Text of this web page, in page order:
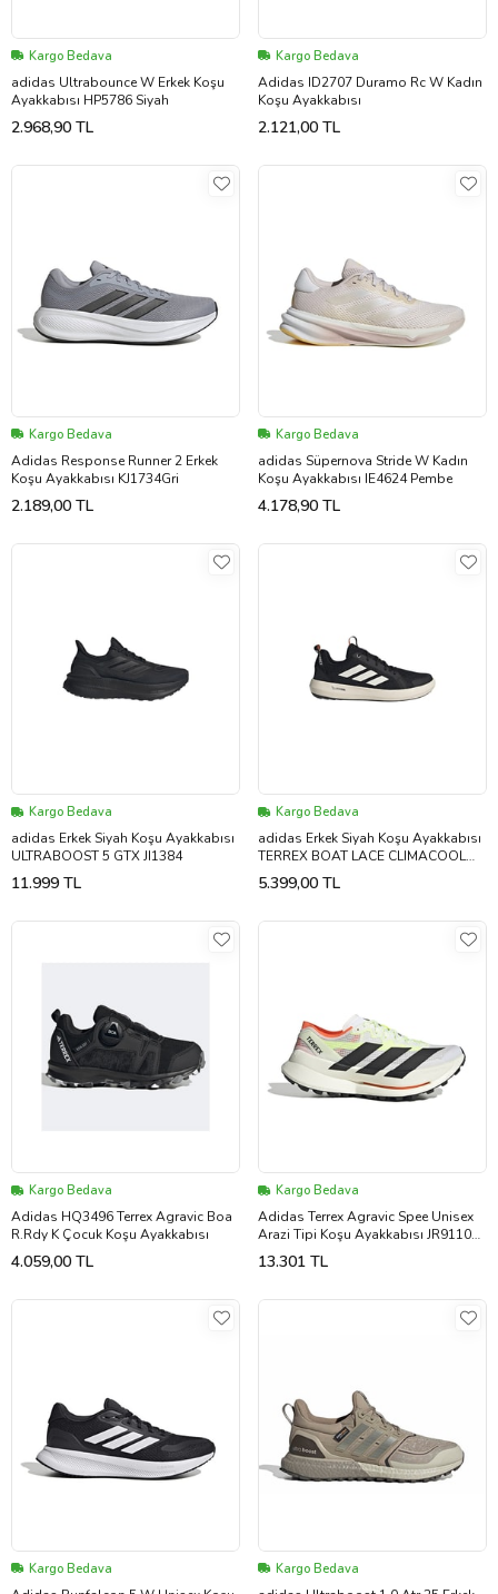
Kargo Bedava
adidas Ultrabounce W Erkek Koşu
Ayakkabısı HP5786 Siyah
2.968,90 TL
Kargo Bedava
Adidas ID2707 Duramo Rc W Kadın
Koşu Ayakkabısı
2.121,00 TL
Kargo Bedava
Adidas Response Runner 2 Erkek
Koşu Ayakkabısı KJ1734Gri
2.189,00 TL
Kargo Bedava
adidas Süpernova Stride W Kadın
Koşu Ayakkabısı IE4624 Pembe
4.178,90 TL
Kargo Bedava
adidas Erkek Siyah Koşu Ayakkabısı
ULTRABOOST 5 GTX JI1384
11.999 TL
Kargo Bedava
adidas Erkek Siyah Koşu Ayakkabısı
TERREX BOAT LACE CLIMACOOL
JI3499
5.399,00 TL
Kargo Bedava
Adidas HQ3496 Terrex Agravic Boa
R.Rdy K Çocuk Koşu Ayakkabısı
4.059,00 TL
Kargo Bedava
Adidas Terrex Agravic Spee Unisex
Arazi Tipi Koşu Ayakkabısı JR9110
Beyaz
13.301 TL
Kargo Bedava Kargo Bedava